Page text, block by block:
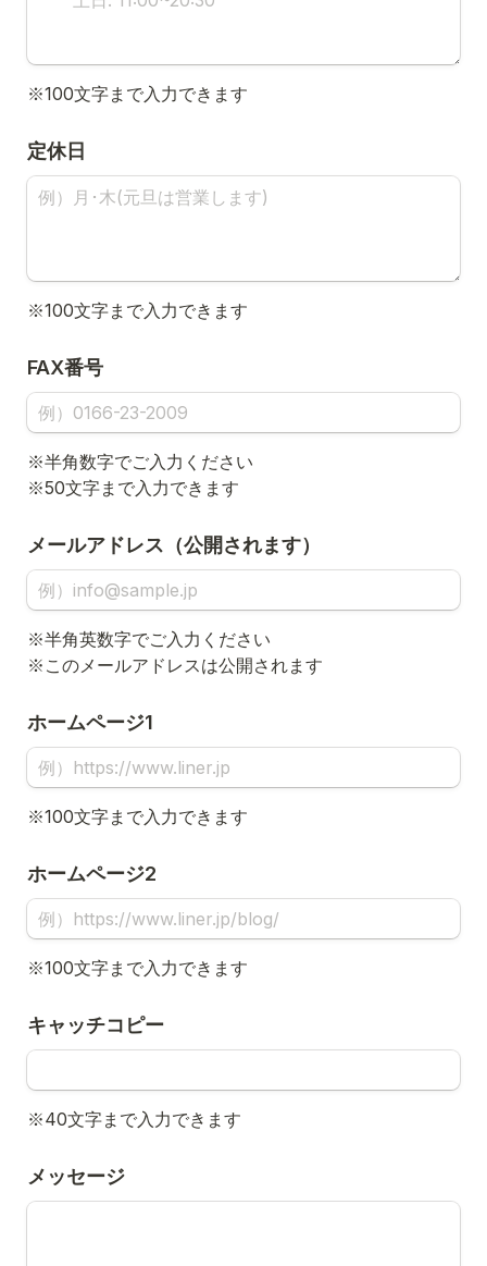
※100文字まで入力できます
定休日
※100文字まで入力できます
FAX番号
※半角数字でご入力ください
※50文字まで入力できます
メールアドレス（公開されます）
※半角英数字でご入力ください
※このメールアドレスは公開されます
ホームページ1
※100文字まで入力できます
ホームページ2
※100文字まで入力できます
キャッチコピー
※40文字まで入力できます
メッセージ